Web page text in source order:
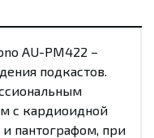
AU-PM422 –
подкастов.
с кардиоидной
пантографом, при